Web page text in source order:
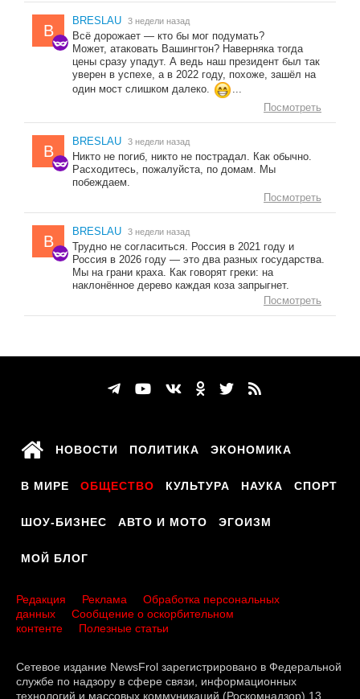
B
BRESLAU 3 недели назад
Всё дорожает — кто бы мог подумать?
Может, атаковать Вашингтон? Наверняка тогда
цены сразу упадут. А ведь наш президент был так
уверен в успехе, а в 2022 году, похоже, зашёл на
один мост слишком далеко.
...
Посмотреть
B
BRESLAU 3 недели назад
Никто не погиб, никто не пострадал. Как обычно.
Расходитесь, пожалуйста, по домам. Мы
побеждаем.
Посмотреть
B
BRESLAU 3 недели назад
Трудно не согласиться. Россия в 2021 году и
Россия в 2026 году — это два разных государства.
Мы на грани краха. Как говорят греки: на
наклонённое дерево каждая коза запрыгнет.
Посмотреть
НОВОСТИ ПОЛИТИКА ЭКОНОМИКА
В МИРЕ ОБЩЕСТВО КУЛЬТУРА НАУКА СПОРТ
ШОУ-БИЗНЕС АВТО И МОТО ЭГОИЗМ
МОЙ БЛОГ
Редакция Реклама
Обработка персональных
данных
Сообщение о оскорбительном
контенте
Полезные статьи
Сетевое издание NewsFrol зарегистрировано в Федеральной
службе по надзору в сфере связи, информационных
технологий и массовых коммуникаций (Роскомнадзор) 13